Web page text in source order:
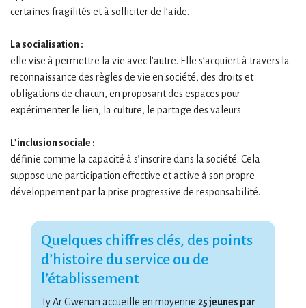
certaines fragilités et à solliciter de l’aide.
La socialisation :
elle vise à permettre la vie avec l’autre. Elle s’acquiert à travers la
reconnaissance des règles de vie en société, des droits et
obligations de chacun, en proposant des espaces pour
expérimenter le lien, la culture, le partage des valeurs.
L’inclusion sociale :
définie comme la capacité à s’inscrire dans la société. Cela
suppose une participation effective et active à son propre
développement par la prise progressive de responsabilité.
Quelques chiffres clés, des points
d’histoire du service ou de
l’établissement
Ty Ar Gwenan accueille en moyenne 25 jeunes par